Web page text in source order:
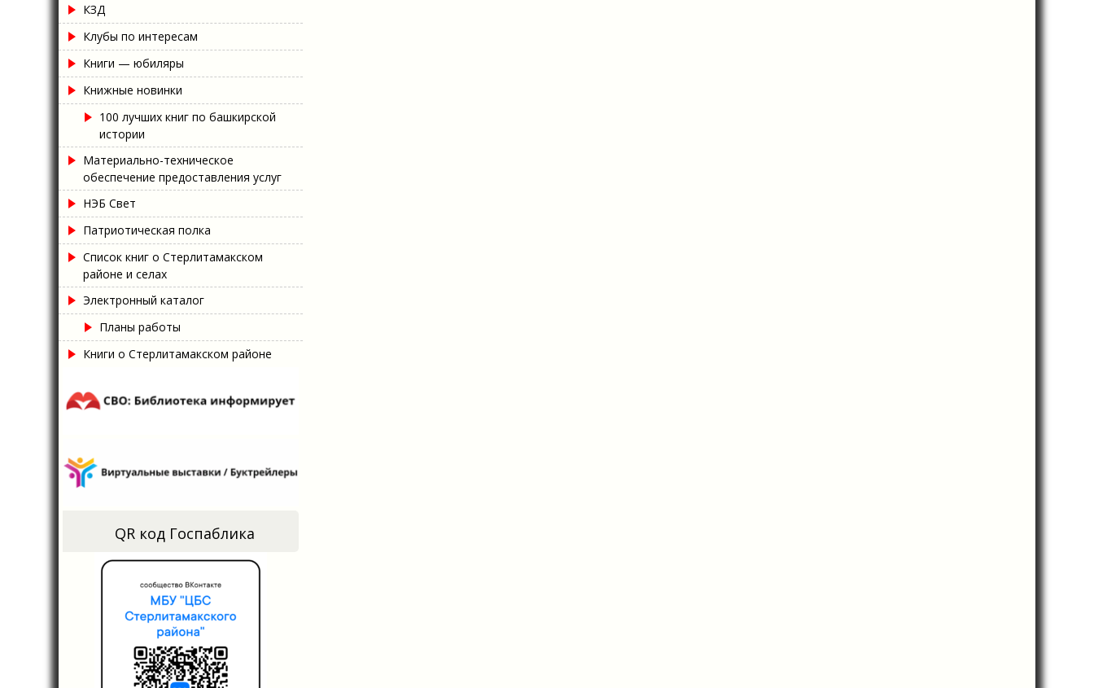
КЗД
Клубы по интересам
Книги — юбиляры
Книжные новинки
100 лучших книг по башкирской
истории
Материально-техническое
обеспечение предоставления услуг
НЭБ Свет
Патриотическая полка
Список книг о Стерлитамакском
районе и селах
Электронный каталог
Планы работы
Книги о Стерлитамакском районе
QR код Госпаблика